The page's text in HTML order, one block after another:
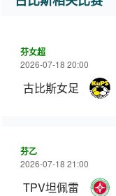
芬女超
2026-07-18 20:00
古比斯女足
芬乙
2026-07-18 21:00
TPV坦佩雷